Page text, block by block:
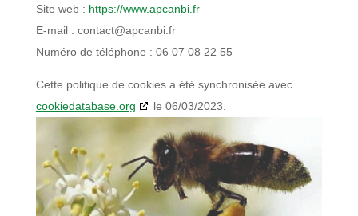
Site web : https://www.apcanbi.fr
E-mail : contact@apcanbi.fr
Numéro de téléphone : 06 07 08 22 55
Cette politique de cookies a été synchronisée avec
cookiedatabase.org
le 06/03/2023.